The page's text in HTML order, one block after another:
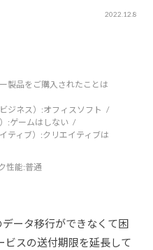
2022.12.8
製品をご購入されたことは
ジネス）:オフィスソフト
:ゲームはしない
ティブ）:クリエイティブは
性能:普通
ータ移行ができなくて困
ビスの送付期限を延長して